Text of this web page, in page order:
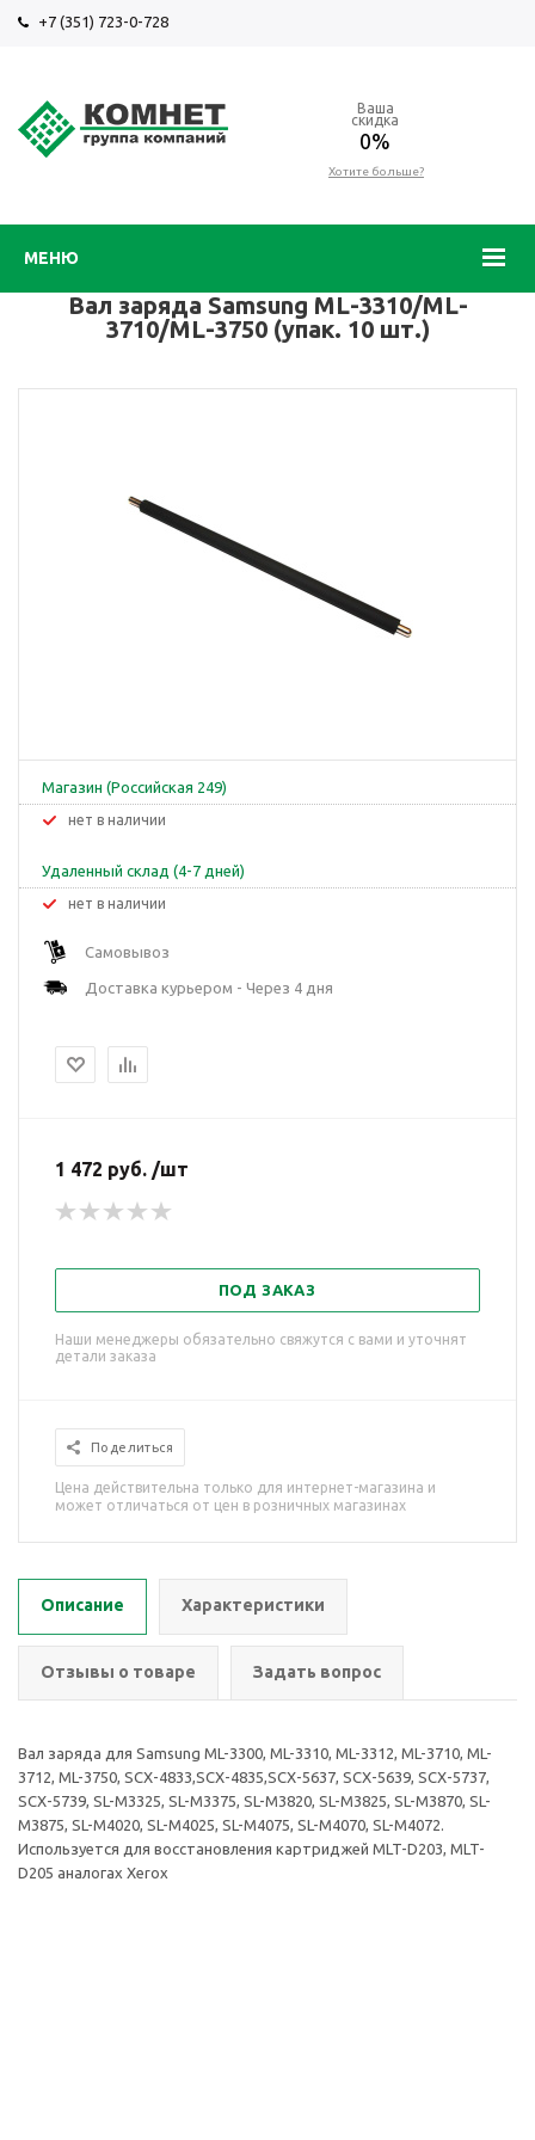
+7 (351) 723-0-728
МЕНЮ
Ваша
скидка
0%
Хотите больше?
Вал заряда Samsung ML-3310/ML-
3710/ML-3750 (упак. 10 шт.)
Магазин (Российская 249)
Нет в наличии
Удаленный склад (4-7 дней)
Нет в наличии
Самовывоз
Доставка курьером - Через 4 дня
1 472 руб. /шт
ПОД ЗАКАЗ
Наши менеджеры обязательно свяжутся с вами и уточнят
детали заказа
Поделиться
Цена действительна только для интернет-магазина и
может отличаться от цен в розничных магазинах
Описание Характеристики
Отзывы о товаре Задать вопрос
Вал заряда для Samsung ML-3300, ML-3310, ML-3312, ML-3710, ML-
3712, ML-3750, SCX-4833,SCX-4835,SCX-5637, SCX-5639, SCX-5737,
SCX-5739, SL-M3325, SL-M3375, SL-M3820, SL-M3825, SL-M3870, SL-
M3875, SL-M4020, SL-M4025, SL-M4075, SL-M4070, SL-M4072.
Используется для восстановления картриджей MLT-D203, MLT-
D205 аналогах Xerox